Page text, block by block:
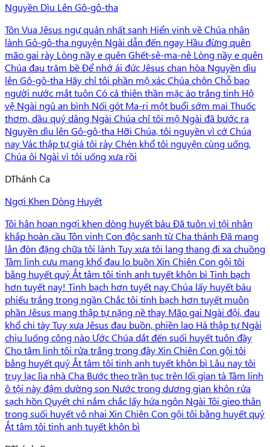
Nguyền Dìu Lên Gô-gô-tha
Tôn Vua Jêsus ngự quản nhất sanh Hiển vinh về Chúa nhân
lành Gô-gô-tha nguyện Ngài dẫn đến ngay Hầu đừng quên
mão gai rày Lòng nầy e quên Ghết-sê-ma-nê Lòng nầy e quên
Chúa đau trăm bề Để nhớ ái đức Jêsus chan hòa Nguyền dìu
lên Gô-gô-tha Hãy chỉ tôi phần mộ xác Chúa chôn Chỗ bao
người nước mắt tuôn Có cả thiên thần mặc áo trắng tinh Hộ
vệ Ngài ngủ an bình Nối gót Ma-ri một buổi sớm mai Thuốc
thơm, dầu quý dâng Ngài Chúa chỉ tôi mộ Ngài đã bước ra
Nguyền dìu lên Gô-gô-tha Hỡi Chúa, tôi nguyền vì cớ Chúa
nay Vác thập tự giá tôi rày Chén khổ tôi nguyện cùng uống,
Chúa ôi Ngài vì tôi uống xưa rồi
DThánh Ca
Ngợi Khen Dòng Huyết
Tôi hân hoan ngợi khen dòng huyết báu Đã tuôn vì tội nhân
khắp hoàn cầu Tôn vinh Con độc sanh từ Cha thánh Đã mang
lằn đòn đặng chữa tôi lành Tuy xưa tôi lang thang đi xa chuồng
Tâm linh cưu mang khổ đau lo buồn Xin Chiên Con gội tôi
bằng huyết quý Ắt tâm tôi tinh anh tuyết khôn bì Tinh bạch
hơn tuyết nay! Tinh bạch hơn tuyết nay Chúa lấy huyết báu
phiếu trắng trong ngần Chắc tôi tinh bạch hơn tuyết muôn
phần Jêsus mang thập tự nặng nề thay Mão gai Ngài đội, đau
khổ chi tày Tuy xưa Jêsus đau buồn, phiền lao Há thập tự Ngài
chịu luống công nào Ước Chúa dắt đến suối huyết tuôn đầy
Cho tâm linh tôi rửa trắng trong đây Xin Chiên Con gội tôi
bằng huyết quý Ắt tâm tôi tinh anh tuyết khôn bì Lâu nay tôi
trụy lạc lìa nhà Cha Bước theo trần tục trên lối gian tà Tâm linh
ô tội này đậm dường son Nước trong dương gian khôn rửa
sạch hồn Quyết chí nắm chắc lấy hứa ngôn Ngài Tôi gieo thân
trong suối huyết vô nhai Xin Chiên Con gội tôi bằng huyết quý
Ắt tâm tôi tinh anh tuyết khôn bì